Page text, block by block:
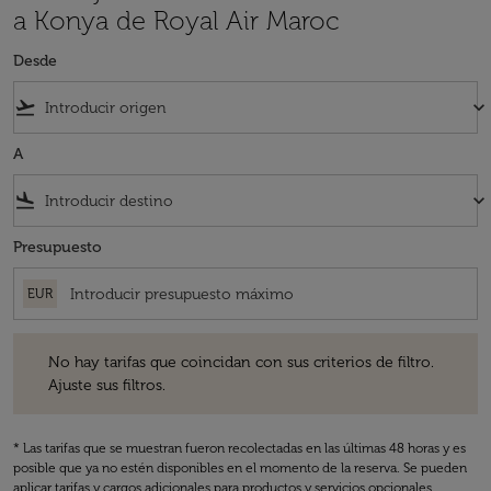
a Konya de Royal Air Maroc
Desde
flight_takeoff keyboard_arrow_down
A
flight_land keyboard_arrow_down
Presupuesto
EUR
No hay tarifas que coincidan con sus criterios de filtro.
Ajuste sus filtros.
* Las tarifas que se muestran fueron recolectadas en las últimas 48 horas y es
posible que ya no estén disponibles en el momento de la reserva. Se pueden
aplicar tarifas y cargos adicionales para productos y servicios opcionales.